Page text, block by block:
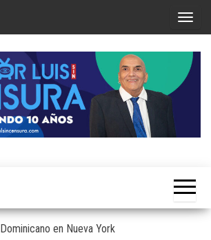
T
g
n
i
g